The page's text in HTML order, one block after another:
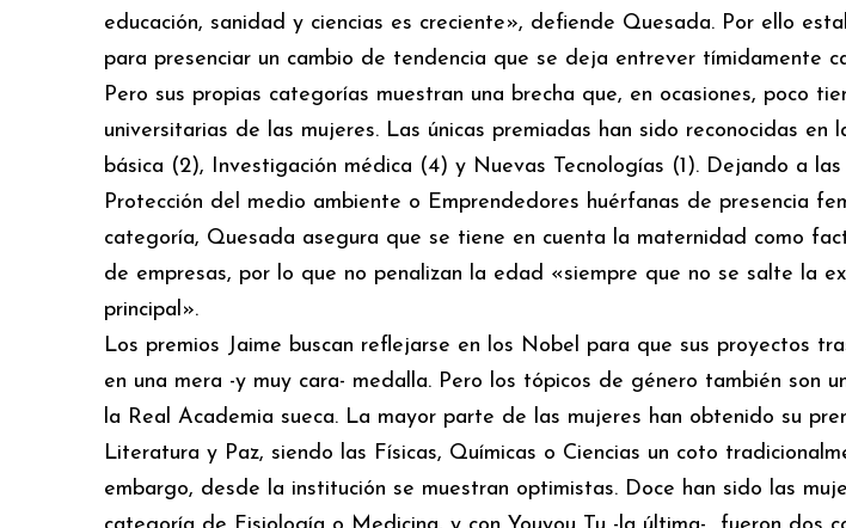
educación, sanidad y ciencias es creciente», defiende Quesada. Por ello
para presenciar un cambio de tendencia que se deja entrever tímidamente
Pero sus propias categorías muestran una brecha que, en ocasiones, poco
universitarias de las mujeres. Las únicas premiadas han sido reconocidas en
básica (2), Investigación médica (4) y Nuevas Tecnologías (1). Dejando a
Protección del medio ambiente o Emprendedores huérfanas de presencia
categoría, Quesada asegura que se tiene en cuenta la maternidad como
de empresas, por lo que no penalizan la edad «siempre que no se salte la
principal».
Los premios Jaime buscan reflejarse en los Nobel para que sus proyectos
en una mera -y muy cara- medalla. Pero los tópicos de género también son
la Real Academia sueca. La mayor parte de las mujeres han obtenido su
Literatura y Paz, siendo las Físicas, Químicas o Ciencias un coto
embargo, desde la institución se muestran optimistas. Doce han sido las